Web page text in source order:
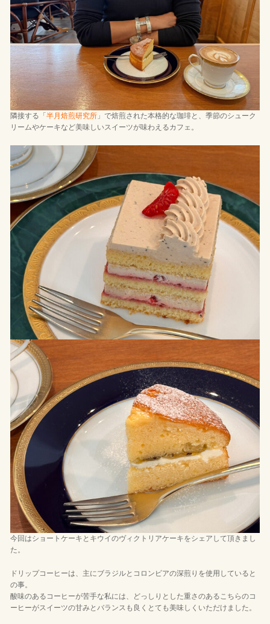
隣接する「 半月焙煎研究所」で焙煎された本格的な珈琲と、季節のシューク
リームやケーキなど美味しいスイーツが味わえるカフェ。
今回はショートケーキとキウイのヴィクトリアケーキをシェアして頂きまし
た。
ドリップコーヒーは、主にブラジルとコロンビアの深煎りを使用していると
の事。
酸味のあるコーヒーが苦手な私には、どっしりとした重さのあるこちらのコ
ーヒーがスイーツの甘みとバランスも良くとても美味しくいただけました。